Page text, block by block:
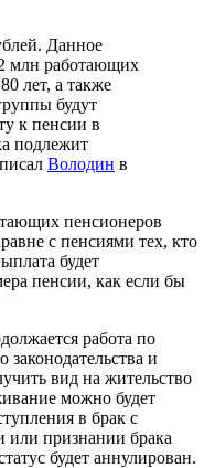
Данное
млн работающих
лет, а также
будут
к пенсии в
подлежит
Володин в
пенсионеров
с пенсиями тех, кто
будет
пенсии, как если бы
работа по
и
вид на жительство
можно будет
в брак с
признании брака
будет аннулирован.